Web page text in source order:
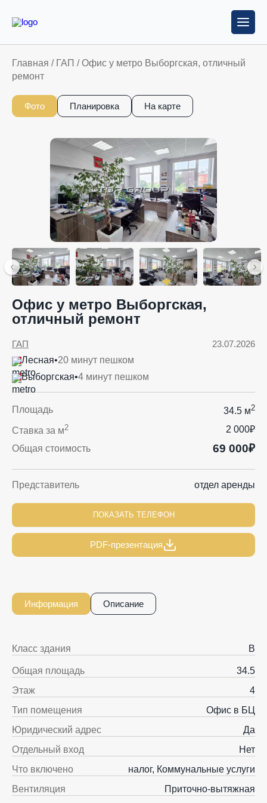
Главная / ГАП /Офис у метро Выборгская, отличный
ремонт
Фото Планировка На карте
Офис у метро Выборгская,
отличный ремонт
23.07.2026
ГАП
Лесная•20 минут пешком
Выборгская•4 минут пешком
Площадь 34.5 м2
Ставка за м2
2 000₽
Общая стоимость
69 000₽
Представитель отдел аренды
ПОКАЗАТЬ ТЕЛЕФОН
PDF-презентация
Информация Описание
Класс здания B
Общая площадь
34.5
Этаж
4
Тип помещения
Офис в БЦ
Юридический адрес
Да
Отдельный вход
Нет
Что включено
налог, Коммунальные услуги
Вентиляция
Приточно-вытяжная